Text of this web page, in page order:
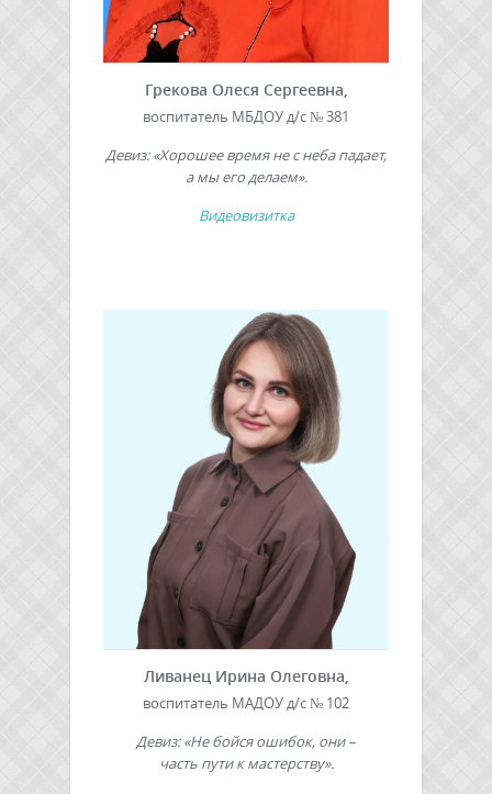
Грекова Олеся Сергеевна,
воспитатель МБДОУ д/с № 381
Девиз: «Хорошее время не с неба падает,
а мы его делаем».
Видеовизитка
Ливанец Ирина Олеговна,
воспитатель МАДОУ д/с № 102
Девиз: «Не бойся ошибок, они –
часть пути к мастерству».